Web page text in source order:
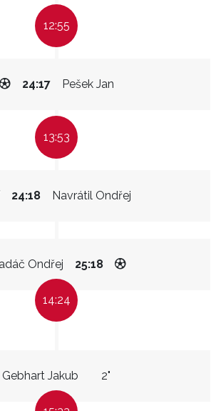
12:55
Pešek Jan
24:17
13:53
Navrátil Ondřej
24:18
Ondřej 25:18
14:24
Gebhart Jakub 2"